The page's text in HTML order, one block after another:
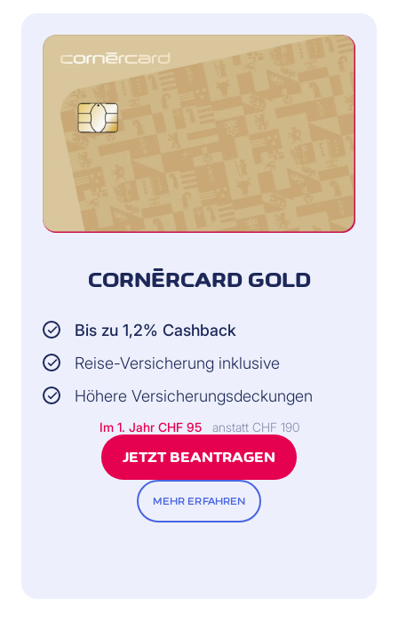
CORNÈRCARD GOLD
Bis zu 1,2% Cashback
Reise-Versicherung inklusive
Höhere Versicherungsdeckungen
Im 1. Jahr CHF 95 anstatt CHF 190
JETZT BEANTRAGEN
MEHR ERFAHREN